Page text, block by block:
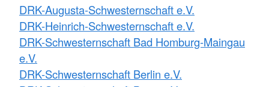
DRK-Augusta-Schwesternschaft e.V.
DRK-Heinrich-Schwesternschaft e.V.
DRK-Schwesternschaft Bad Homburg-Maingau
e.V.
DRK-Schwesternschaft Berlin e.V.